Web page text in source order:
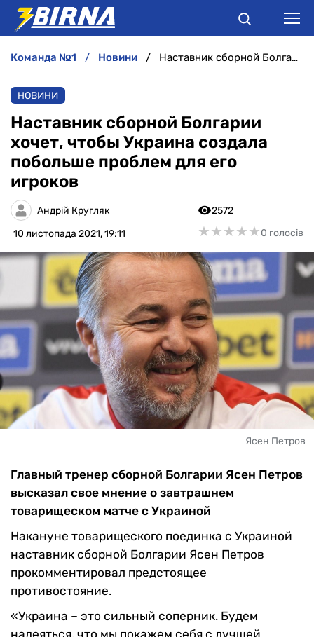
АНАЛІТИКА
ІНТЕРВ'Ю
РІЗНЕ
БУКМЕКЕРИ
команда №1 новини Наставник сборной Болгарии хочет, чтобы Украина создала побольше проблем для его игроков
НОВИНИ
Наставник сборной Болгарии
хочет, чтобы Украина создала
побольше проблем для его
игроков
Андрій Кругляк
10 листопада 2021, 19:11
2572
★★★★★
★★★★★0 голосів
Ясен Петров
Главный тренер сборной Болгарии Ясен Петров
высказал свое мнение о завтрашнем
товарищеском матче с Украиной
Накануне товарищеского поединка с Украиной
наставник сборной Болгарии Ясен Петров
прокомментировал предстоящее
противостояние.
«Украина – это сильный соперник. Будем
надеяться, что мы покажем себя с лучшей